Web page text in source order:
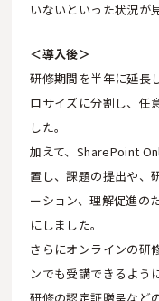
いないといった状況が
＜導入後＞
研修期間を半年に延長
ロサイズに分割し、任
した。
加えて、SharePoint
置し、課題の提出や、
ーション、理解促進の
にしました。
さらにオンラインの研
ンでも受講できるよう